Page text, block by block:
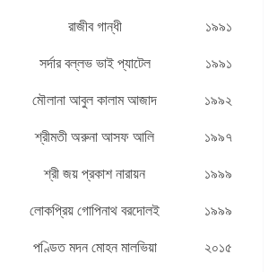
রাজীব গান্ধী
১৯৯১
সর্দার বল্লভ ভাই প্যাটেল
১৯৯১
মৌলানা আবুল কালাম আজাদ
১৯৯২
শ্রীমতী অরুনা আসফ আলি
১৯৯৭
শ্রী জয় প্রকাশ নারায়ন
১৯৯৯
লোকপ্রিয় গোপিনাথ বরদোলই
১৯৯৯
পণ্ডিত মদন মোহন মালভিয়া
২০১৫